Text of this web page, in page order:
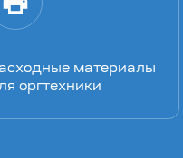
материалы
оргтехники